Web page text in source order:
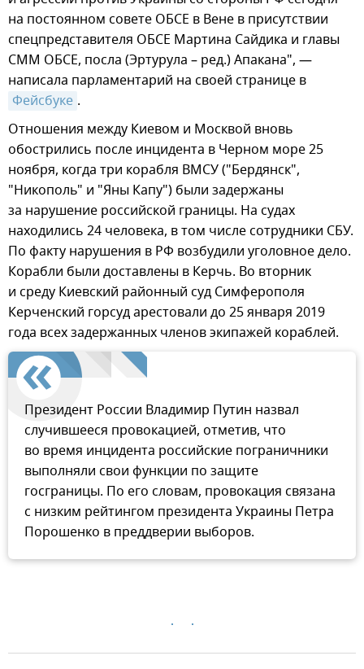
на постоянном совете ОБСЕ в Вене в присутствии
спецпредставителя ОБСЕ Мартина Сайдика и главы
СММ ОБСЕ, посла (Эртурула – ред.) Апакана", —
написала парламентарий на своей странице в
Фейсбуке .
Отношения между Киевом и Москвой вновь
обострились после инцидента в Черном море 25
ноября, когда три корабля ВМСУ ("Бердянск",
"Никополь" и "Яны Капу") были задержаны
за нарушение российской границы. На судах
находились 24 человека, в том числе сотрудники СБУ.
По факту нарушения в РФ возбудили уголовное дело.
Корабли были доставлены в Керчь. Во вторник
и среду Киевский районный суд Симферополя
Керченский горсуд арестовали до 25 января 2019
года всех задержанных членов экипажей кораблей.
Президент России Владимир Путин назвал
случившееся провокацией, отметив, что
во время инцидента российские пограничники
выполняли свои функции по защите
госграницы. По его словам, провокация связана
с низким рейтингом президента Украины Петра
Порошенко в преддверии выборов.